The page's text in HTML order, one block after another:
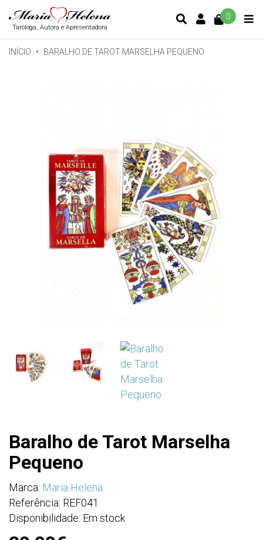
Taróloga, Autora e Apresentadora
CONTA DE
0
INÍCIO BARALHO DE TAROT MARSELHA PEQUENO
Baralho de Tarot Marselha
Pequeno
Marca: Maria Helena
Referência: REF041
Disponibilidade: Em stock